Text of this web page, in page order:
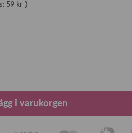
59 kr )
i varukorgen